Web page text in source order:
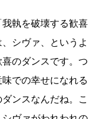
執を破壊する歓喜
シヴァ、というよ
のダンスです。つ
での幸せになれる
ンスなんだね。こ